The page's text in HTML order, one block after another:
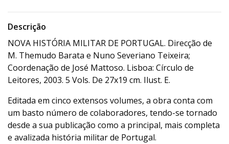
Descrição
NOVA HISTÓRIA MILITAR DE PORTUGAL. Direcção de
M. Themudo Barata e Nuno Severiano Teixeira;
Coordenação de José Mattoso. Lisboa: Círculo de
Leitores, 2003. 5 Vols. De 27x19 cm. Ilust. E.
Editada em cinco extensos volumes, a obra conta com
um basto número de colaboradores, tendo-se tornado
desde a sua publicação como a principal, mais completa
e avalizada história militar de Portugal.